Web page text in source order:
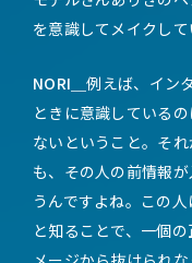
を意識してメイクして
NORI＿例えば、イン
ときに意識している
ないということ。そ
も、その人の前情報
うんですよね。この
と知ることで、一個